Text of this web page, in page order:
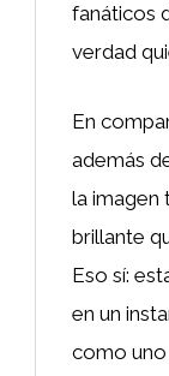
fanáticos
verdad
En
además
la imagen
brillante
Eso sí:
en un
como